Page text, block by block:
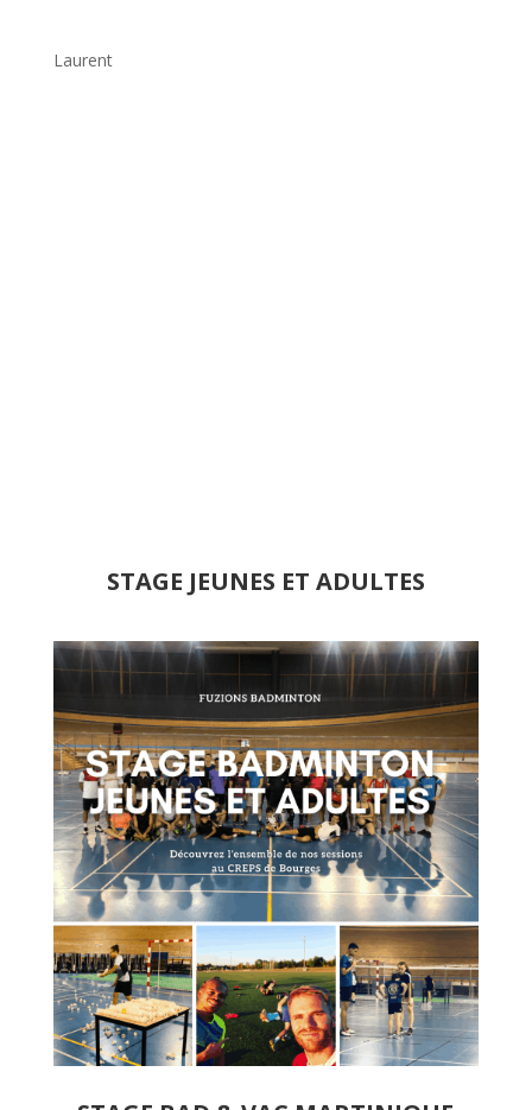
Laurent
STAGE JEUNES ET ADULTES